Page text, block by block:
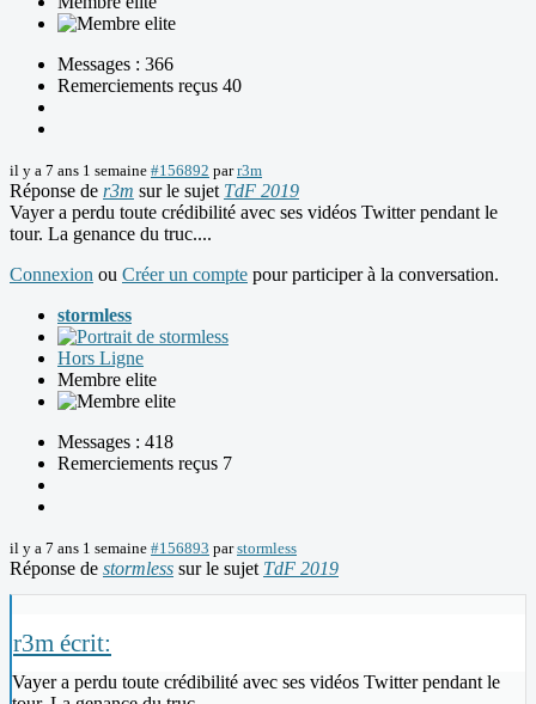
Messages : 366
Remerciements reçus 40
il y a 7 ans 1 semaine #156892 parr3m
Réponse de r3m sur le sujet TdF 2019
Vayer a perdu toute crédibilité avec ses vidéos Twitter pendant le
tour. La genance du truc....
Connexion ou Créer un compte pour participer à la conversation.
stormless
Hors Ligne
Membre elite
Messages : 418
Remerciements reçus 7
il y a 7 ans 1 semaine #156893 parstormless
Réponse de stormless sur le sujet TdF 2019
r3m écrit:
Vayer a perdu toute crédibilité avec ses vidéos Twitter pendant le